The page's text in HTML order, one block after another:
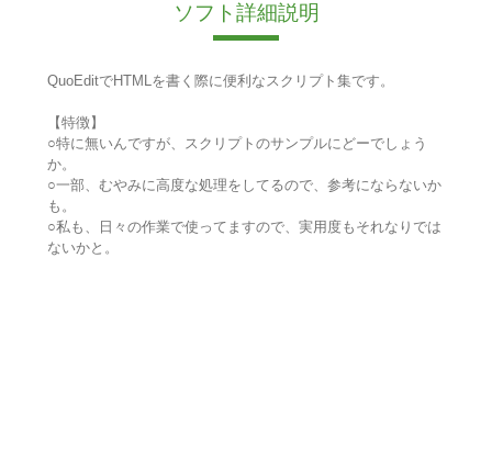
ソフト詳細説明
QuoEditでHTMLを書く際に便利なスクリプト集です。
【特徴】
○特に無いんですが、スクリプトのサンプルにどーでしょう
か。
○一部、むやみに高度な処理をしてるので、参考にならないか
も。
○私も、日々の作業で使ってますので、実用度もそれなりでは
ないかと。